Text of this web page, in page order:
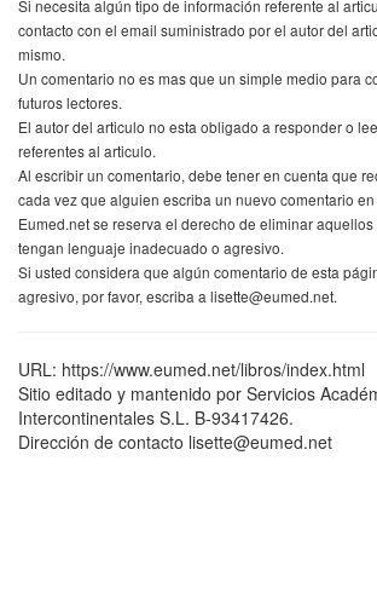
Si necesita algún tipo de información referente al
contacto con el email suministrado por el autor del
mismo.
Un comentario no es mas que un simple medio para
futuros lectores.
El autor del articulo no esta obligado a responder o
referentes al articulo.
Al escribir un comentario, debe tener en cuenta que
cada vez que alguien escriba un nuevo comentario
Eumed.net se reserva el derecho de eliminar
tengan lenguaje inadecuado o agresivo.
Si usted considera que algún comentario de esta
agresivo, por favor, escriba a lisette@eumed.net.
URL: https://www.eumed.net/libros/index.html
Sitio editado y mantenido por Servicios
Intercontinentales S.L. B-93417426.
Dirección de contacto lisette@eumed.net